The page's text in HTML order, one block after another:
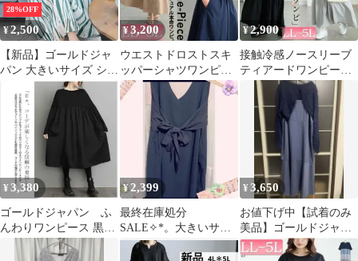
28%OFF
¥2,500
【新品】ゴールドジャ
パン 大きいサイズ シー
スルー半袖フレアワン
ピース 5L/6L
¥3,200
ウエストドロストスキ
ッパーシャツワンピー
ス ベージュ 3L ゴール
ドジャパン
¥2,900
接触冷感ノースリーブ
ティアードワンピース
ブルーグレー 3L ゴー
ルドジャパン
¥ 3,380
ゴールドジャパン ふ
んわりワンピース 黒
L〜3L タグ付き Aラ
¥2,399
最終在庫処分
SALE✧*。大きいサイ
ズ♡ロングワンピース
4XL♡
¥3,650
お値下げ中【試着のみ
美品】ゴールドジャパ
ン ニットボレロ&キャ
ミワンピース